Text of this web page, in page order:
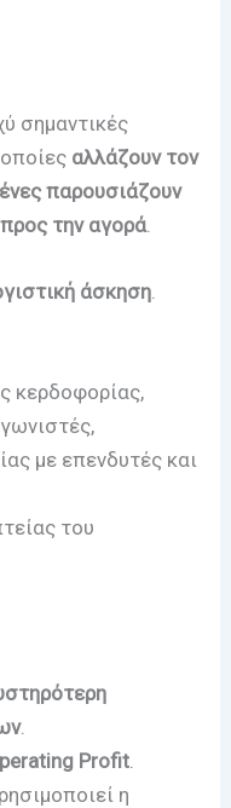
σημαντικές
αλλάζουν τον
παρουσιάζουν
την αγορά.
άσκηση.
κερδοφορίας,
με επενδυτές και
του
.
Profit
η